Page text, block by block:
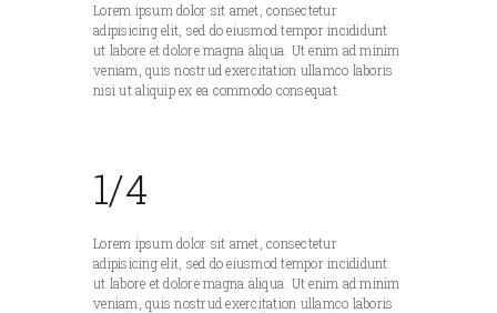
Lorem ipsum dolor sit amet, consectetur
adipisicing elit, sed do eiusmod tempor incididunt
ut labore et dolore magna aliqua. Ut enim ad minim
veniam, quis nostrud exercitation ullamco laboris
nisi ut aliquip ex ea commodo consequat.
1/4
Lorem ipsum dolor sit amet, consectetur
adipisicing elit, sed do eiusmod tempor incididunt
ut labore et dolore magna aliqua. Ut enim ad minim
veniam, quis nostrud exercitation ullamco laboris